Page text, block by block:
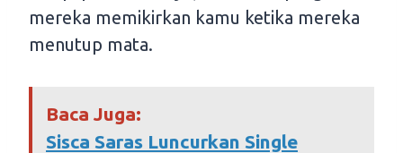
mereka memikirkan kamu ketika mereka
menutup mata.
Baca Juga:
Sisca Saras Luncurkan Single